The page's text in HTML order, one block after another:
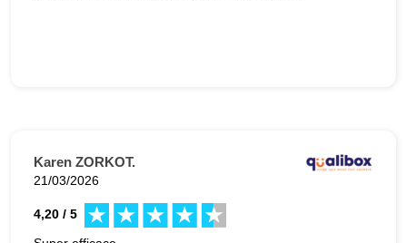
Karen ZORKOT.
21/03/2026
4,20 / 5